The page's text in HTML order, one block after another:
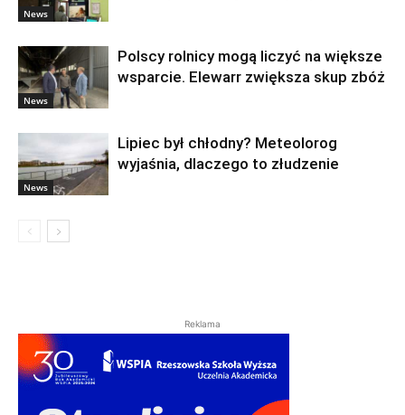
News
News
Polscy rolnicy mogą liczyć na większe
wsparcie. Elewarr zwiększa skup zbóż
News
Lipiec był chłodny? Meteolorog
wyjaśnia, dlaczego to złudzenie
Reklama